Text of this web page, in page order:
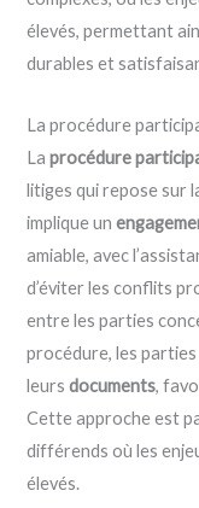
élevés, permettant
durables et
La procédure
Laprocédure
litiges qui repose sur
implique un
amiable, avec
d’éviter les conflits
entre les parties
procédure, les
leursdocuments,
Cette approche est
différends où les
élevés.